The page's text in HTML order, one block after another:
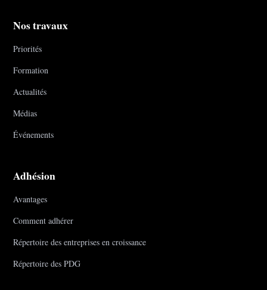
Nos travaux
Priorités
Formation
Actualités
Médias
Événements
Adhésion
Avantages
Comment adhérer
Répertoire des entreprises en croissance
Répertoire des PDG